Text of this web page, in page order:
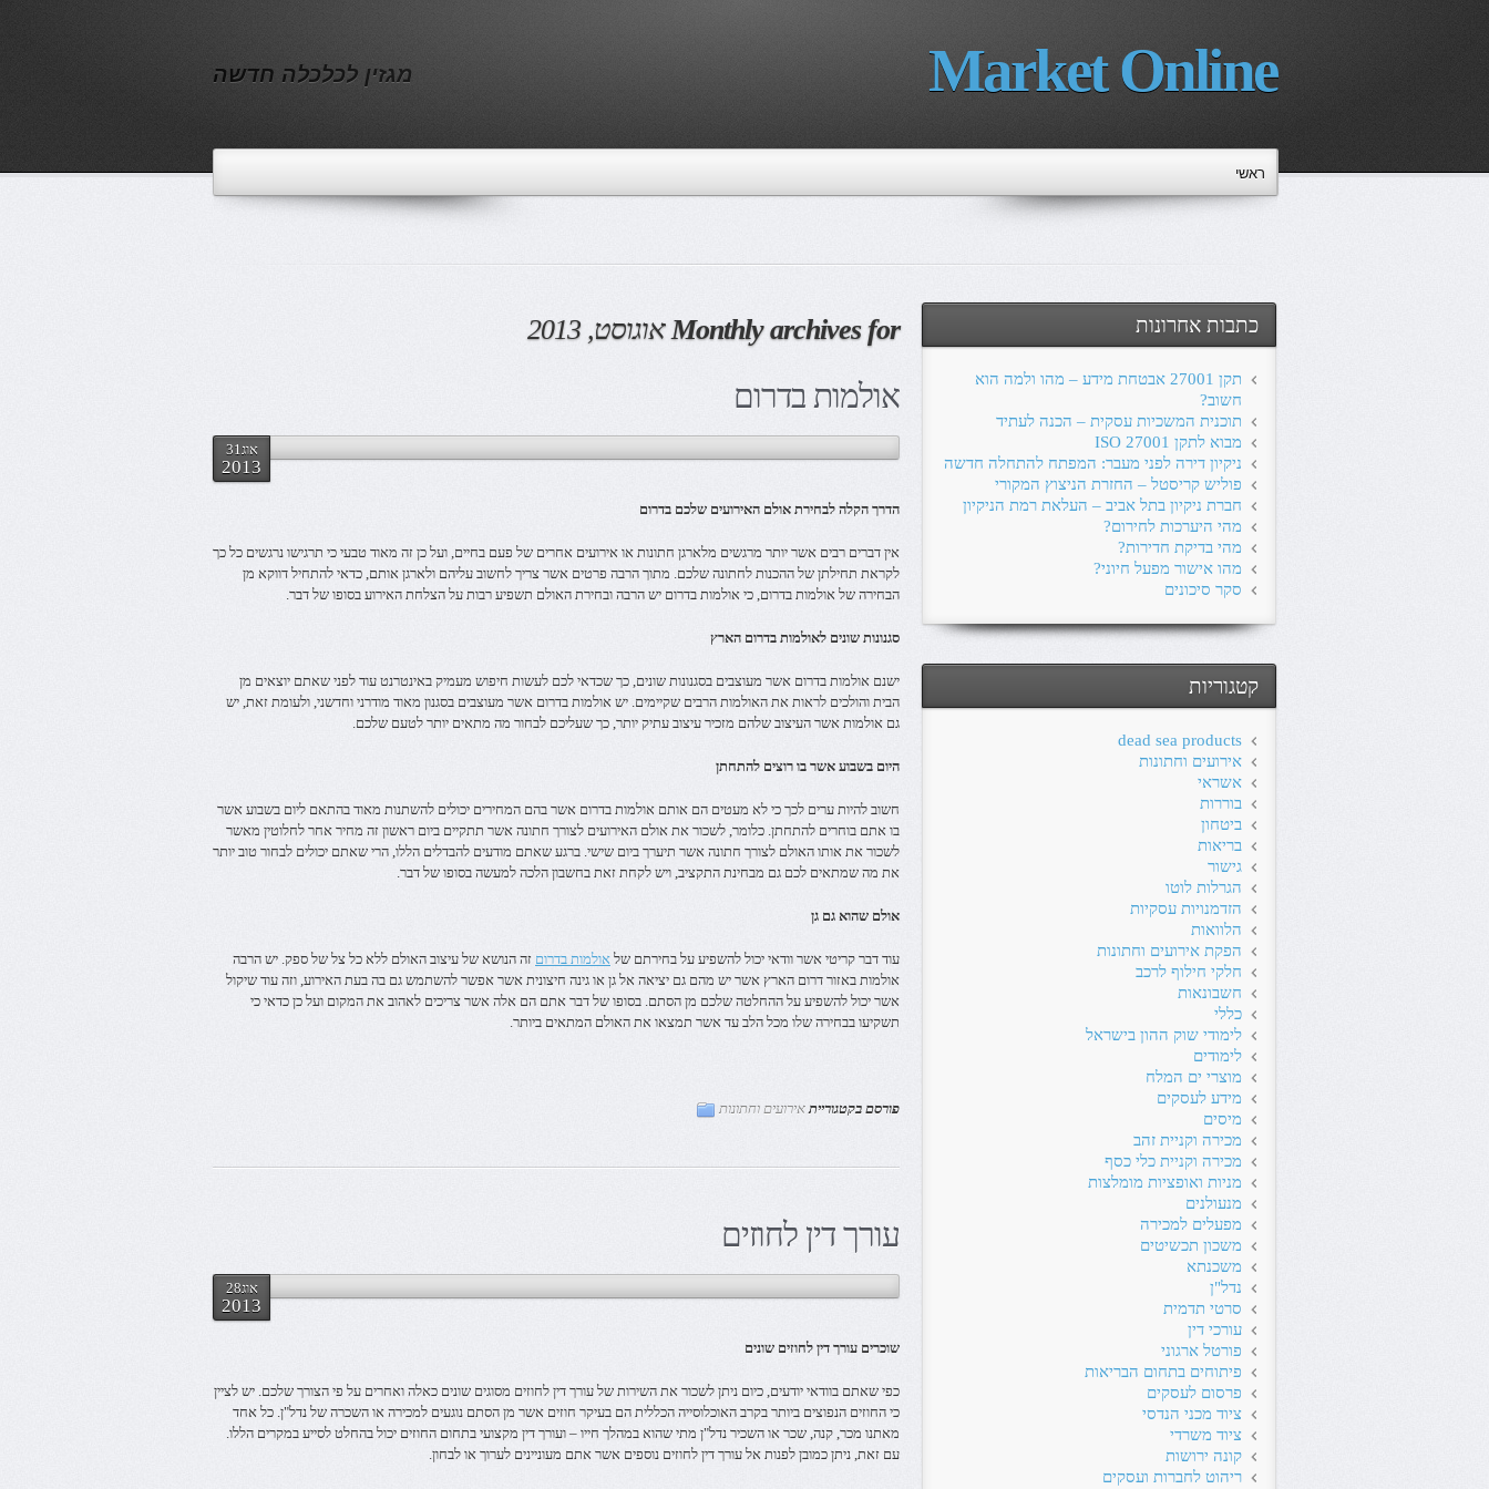
Market Online מגזין לכלכלה חדשה
ראשי
Monthly archives for אוגוסט, 2013
אולמות בדרום
אוג31
2013
הדרך הקלה לבחירת אולם האירועים שלכם בדרום
אין דברים רבים אשר יותר מרגשים מלארגן חתונות או אירועים אחרים של פעם בחיים, ועל כן זה מאוד טבעי כי תרגישו נרגשים כל כך
לקראת תחילתן של ההכנות לחתונה שלכם. מתוך הרבה פרטים אשר צריך לחשוב עליהם ולארגן אותם, כדאי להתחיל דווקא מן
הבחירה של אולמות בדרום, כי אולמות בדרום יש הרבה ובחירת האולם תשפיע רבות על הצלחת האירוע בסופו של דבר.
סגנונות שונים לאולמות בדרום הארץ
ישנם אולמות בדרום אשר מעוצבים בסגנונות שונים, כך שכדאי לכם לעשות חיפוש מעמיק באינטרנט עוד לפני שאתם יוצאים מן
הבית והולכים לראות את האולמות הרבים שקיימים. יש אולמות בדרום אשר מעוצבים בסגנון מאוד מודרני וחדשני, ולעומת זאת, יש
גם אולמות אשר העיצוב שלהם מזכיר עיצוב עתיק יותר, כך שעליכם לבחור מה מתאים יותר לטעם שלכם.
היום בשבוע אשר בו רוצים להתחתן
חשוב להיות ערים לכך כי לא מעטים הם אותם אולמות בדרום אשר בהם המחירים יכולים להשתנות מאוד בהתאם ליום בשבוע אשר
בו אתם בוחרים להתחתן. כלומר, לשכור את אולם האירועים לצורך חתונה אשר תתקיים ביום ראשון זה מחיר אחר לחלוטין מאשר
לשכור את אותו האולם לצורך חתונה אשר תיערך ביום שישי. ברגע שאתם מודעים להבדלים הללו, הרי שאתם יכולים לבחור טוב יותר
את מה שמתאים לכם גם מבחינת התקציב, ויש לקחת זאת בחשבון הלכה למעשה בסופו של דבר.
אולם שהוא גם גן
עוד דבר קריטי אשר וודאי יכול להשפיע על בחירתם של אולמות בדרום זה הנושא של עיצוב האולם ללא כל צל של ספק. יש הרבה
אולמות באזור דרום הארץ אשר יש מהם גם יציאה אל גן או גינה חיצונית אשר אפשר להשתמש גם בה בעת האירוע, וזה עוד שיקול
אשר יכול להשפיע על ההחלטה שלכם מן הסתם. בסופו של דבר אתם הם אלה אשר צריכים לאהוב את המקום ועל כן כדאי כי
תשקיעו בבחירה שלו מכל הלב עד אשר תמצאו את האולם המתאים ביותר.
פורסם בקטגוריית אירועים וחתונות
עורך דין לחוזים
אוג28
2013
שוכרים עורך דין לחוזים שונים
כפי שאתם בוודאי יודעים, כיום ניתן לשכור את השירות של עורך דין לחוזים מסוגים שונים כאלה ואחרים על פי הצורך שלכם. יש לציין
כי החוזים הנפוצים ביותר בקרב האוכלוסייה הכללית הם בעיקר חוזים אשר מן הסתם נוגעים למכירה או השכרה של נדל"ן. כל אחד
מאתנו מכר, קנה, שכר או השכיר נדל"ן מתי שהוא במהלך חייו – ועורך דין מקצועי בתחום החוזים יכול בהחלט לסייע במקרים הללו.
עם זאת, ניתן כמובן לפנות אל עורך דין לחוזים נוספים אשר אתם מעוניינים לערוך או לבחון.
כתבות אחרונות
תקן 27001 אבטחת מידע – מהו ולמה הוא
חשוב?
תוכנית המשכיות עסקית – הכנה לעתיד
מבוא לתקן ISO 27001
ניקיון דירה לפני מעבר: המפתח להתחלה חדשה
פוליש קריסטל – החזרת הניצוץ המקורי
חברת ניקיון בתל אביב – העלאת רמת הניקיון
מהי היערכות לחירום?
מהי בדיקת חדירות?
מהו אישור מפעל חיוני?
סקר סיכונים
קטגוריות
dead sea products
אירועים וחתונות
אשראי
בוררות
ביטחון
בריאות
גישור
הגרלות לוטו
הזדמנויות עסקיות
הלוואות
הפקת אירועים וחתונות
חלקי חילוף לרכב
חשבונאות
כללי
לימודי שוק ההון בישראל
לימודים
מוצרי ים המלח
מידע לעסקים
מיסים
מכירה וקניית זהב
מכירה וקניית כלי כסף
מניות ואופציות מומלצות
מנעולנים
מפעלים למכירה
משכון תכשיטים
משכנתא
נדל"ן
סרטי תדמית
עורכי דין
פורטל ארגוני
פיתוחים בתחום הבריאות
פרסום לעסקים
ציוד מכני הנדסי
ציוד משרדי
קונה ירושות
ריהוט לחברות ועסקים